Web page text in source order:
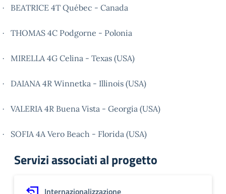
· BEATRICE 4T Québec - Canada
· THOMAS 4C Podgorne - Polonia
· MIRELLA 4G Celina - Texas (USA)
· DAIANA 4R Winnetka - Illinois (USA)
· VALERIA 4R Buena Vista - Georgia (USA)
· SOFIA 4A Vero Beach - Florida (USA)
Servizi associati al progetto
Internazionalizzazione